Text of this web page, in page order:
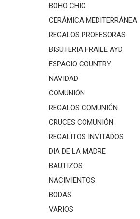
BOHO CHIC
CERÁMICA MEDITERRÁNEA
REGALOS PROFESORAS
BISUTERIA FRAILE AYD
ESPACIO COUNTRY
NAVIDAD
COMUNIÓN
REGALOS COMUNIÓN
CRUCES COMUNIÓN
REGALITOS INVITADOS
DIA DE LA MADRE
BAUTIZOS
NACIMIENTOS
BODAS
VARIOS